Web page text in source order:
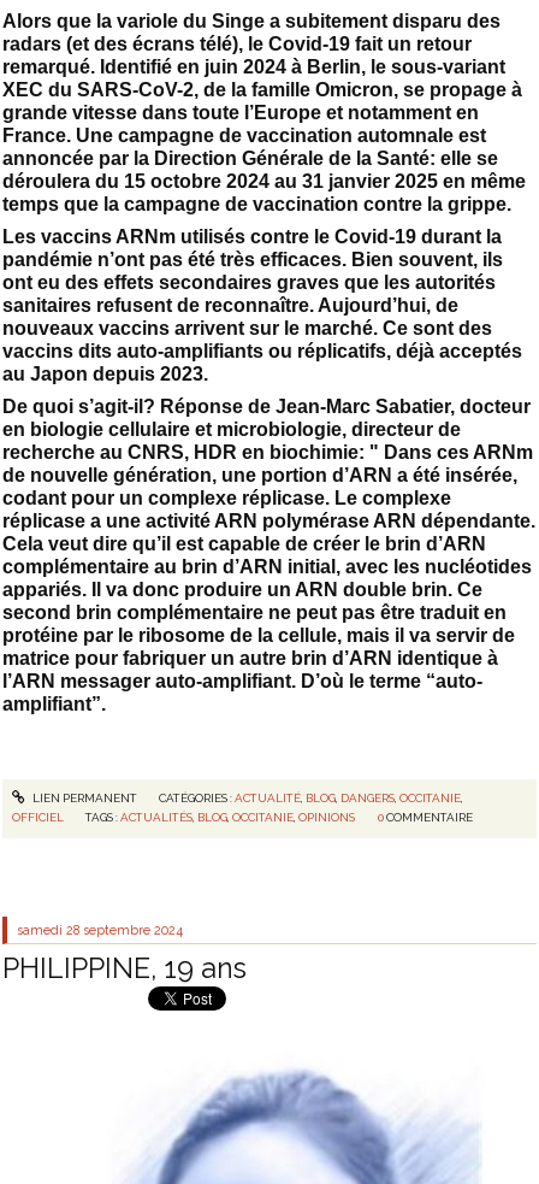
Alors que la variole du Singe a subitement disparu des
radars (et des écrans télé), le Covid-19 fait un retour
remarqué. Identifié en juin 2024 à Berlin, le sous-variant
XEC du SARS-CoV-2, de la famille Omicron, se propage à
grande vitesse dans toute l’Europe et notamment en
France. Une campagne de vaccination automnale est
annoncée par la Direction Générale de la Santé: elle se
déroulera du 15 octobre 2024 au 31 janvier 2025 en même
temps que la campagne de vaccination contre la grippe.
Les vaccins ARNm utilisés contre le Covid-19 durant la
pandémie n’ont pas été très efficaces. Bien souvent, ils
ont eu des effets secondaires graves que les autorités
sanitaires refusent de reconnaître. Aujourd’hui, de
nouveaux vaccins arrivent sur le marché. Ce sont des
vaccins dits auto-amplifiants ou réplicatifs, déjà acceptés
au Japon depuis 2023.
De quoi s’agit-il? Réponse de Jean-Marc Sabatier, docteur
en biologie cellulaire et microbiologie, directeur de
recherche au CNRS, HDR en biochimie: " Dans ces ARNm
de nouvelle génération, une portion d’ARN a été insérée,
codant pour un complexe réplicase. Le complexe
réplicase a une activité ARN polymérase ARN dépendante.
Cela veut dire qu’il est capable de créer le brin d’ARN
complémentaire au brin d’ARN initial, avec les nucléotides
appariés. Il va donc produire un ARN double brin. Ce
second brin complémentaire ne peut pas être traduit en
protéine par le ribosome de la cellule, mais il va servir de
matrice pour fabriquer un autre brin d’ARN identique à
l’ARN messager auto-amplifiant. D’où le terme “auto-
amplifiant”.
LIEN PERMANENT CATÉGORIES :ACTUALITÉ, BLOG, DANGERS, OCCITANIE,
OFFICIEL
TAGS :ACTUALITÉS, BLOG,OCCITANIE,OPINIONS 0 COMMENTAIRE
samedi 28 septembre 2024
PHILIPPINE, 19 ans